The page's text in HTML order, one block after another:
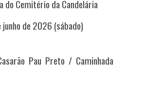
do Cemitério da Candelária
de 2026 (sábado)
Pau Preto / Caminhada